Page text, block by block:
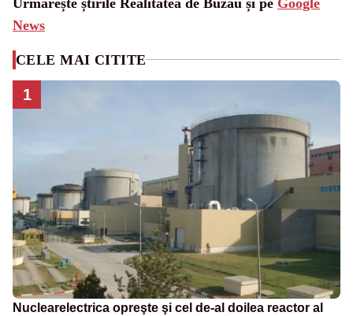
News
CELE MAI CITITE
1
Nuclearelectrica opreşte şi cel de-al doilea reactor al